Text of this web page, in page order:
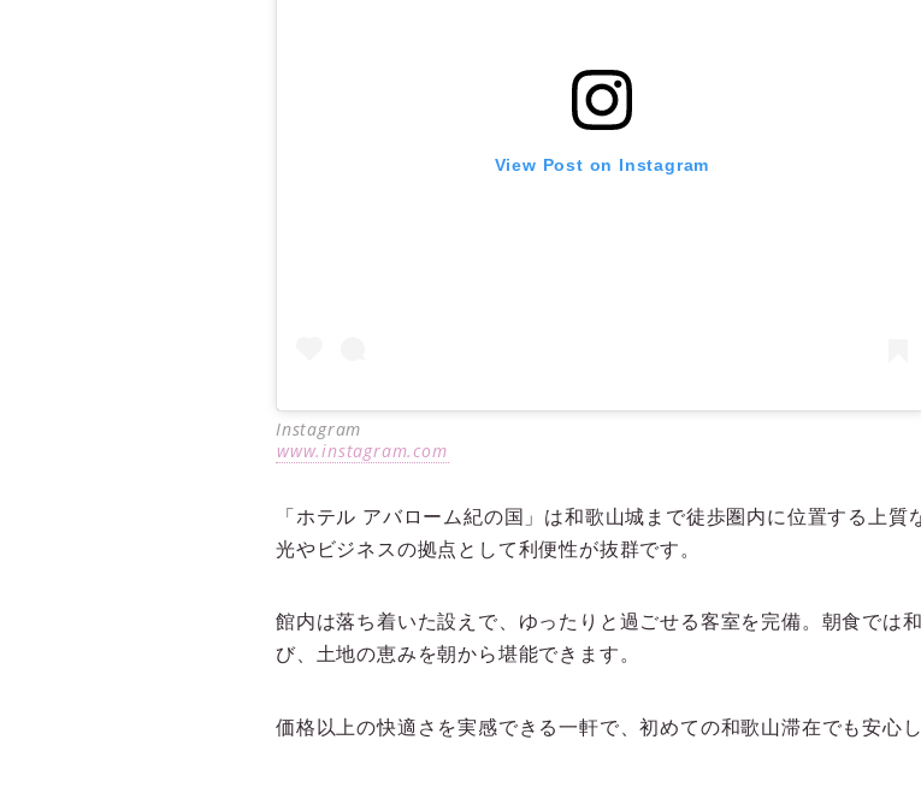
View Post on Instagram
Instagram
www.instagram.com
「ホテル アバローム紀の国」は和歌山城まで徒歩圏内に位置する上
光やビジネスの拠点として利便性が抜群です。
館内は落ち着いた設えで、ゆったりと過ごせる客室を完備。朝食では
び、土地の恵みを朝から堪能できます。
価格以上の快適さを実感できる一軒で、初めての和歌山滞在でも安心